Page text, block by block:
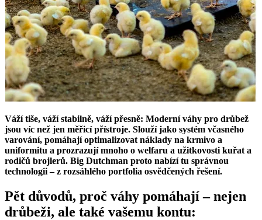
Váží tiše, váží stabilně, váží přesně: Moderní váhy pro drůbež
jsou víc než jen měřicí přístroje. Slouží jako systém včasného
varování, pomáhají optimalizovat náklady na krmivo a
uniformitu a prozrazují mnoho o welfaru a užitkovosti kuřat a
rodičů brojlerů. Big Dutchman proto nabízí tu správnou
technologii – z rozsáhlého portfolia osvědčených řešení.
Pět důvodů, proč váhy pomáhají – nejen
drůbeži, ale také vašemu kontu: